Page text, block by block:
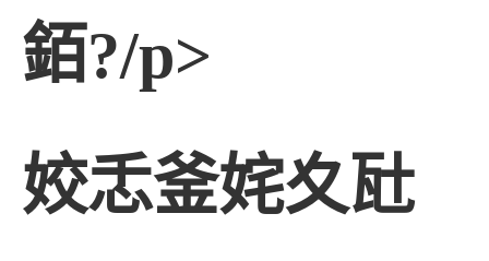
銆?/p>
姣忎釜姹夊瓧